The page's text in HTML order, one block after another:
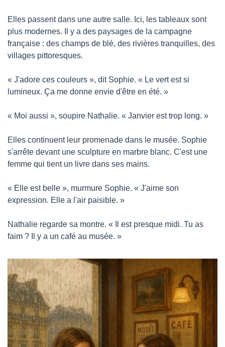
Elles passent dans une autre salle. Ici, les tableaux sont
plus modernes. Il y a des paysages de la campagne
française : des champs de blé, des rivières tranquilles, des
villages pittoresques.
« J'adore ces couleurs », dit Sophie. « Le vert est si
lumineux. Ça me donne envie d'être en été. »
« Moi aussi », soupire Nathalie. « Janvier est trop long. »
Elles continuent leur promenade dans le musée. Sophie
s'arrête devant une sculpture en marbre blanc. C'est une
femme qui tient un livre dans ses mains.
« Elle est belle », murmure Sophie. « J'aime son
expression. Elle a l'air paisible. »
Nathalie regarde sa montre. « Il est presque midi. Tu as
faim ? Il y a un café au musée. »